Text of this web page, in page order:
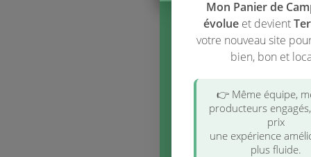
Information
importante
Lesstocks
jour. En
panier de
évolué pour
Terridors.
disponibilités